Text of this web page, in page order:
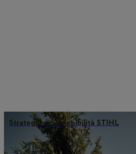
Strategia di sostenibilità STIHL